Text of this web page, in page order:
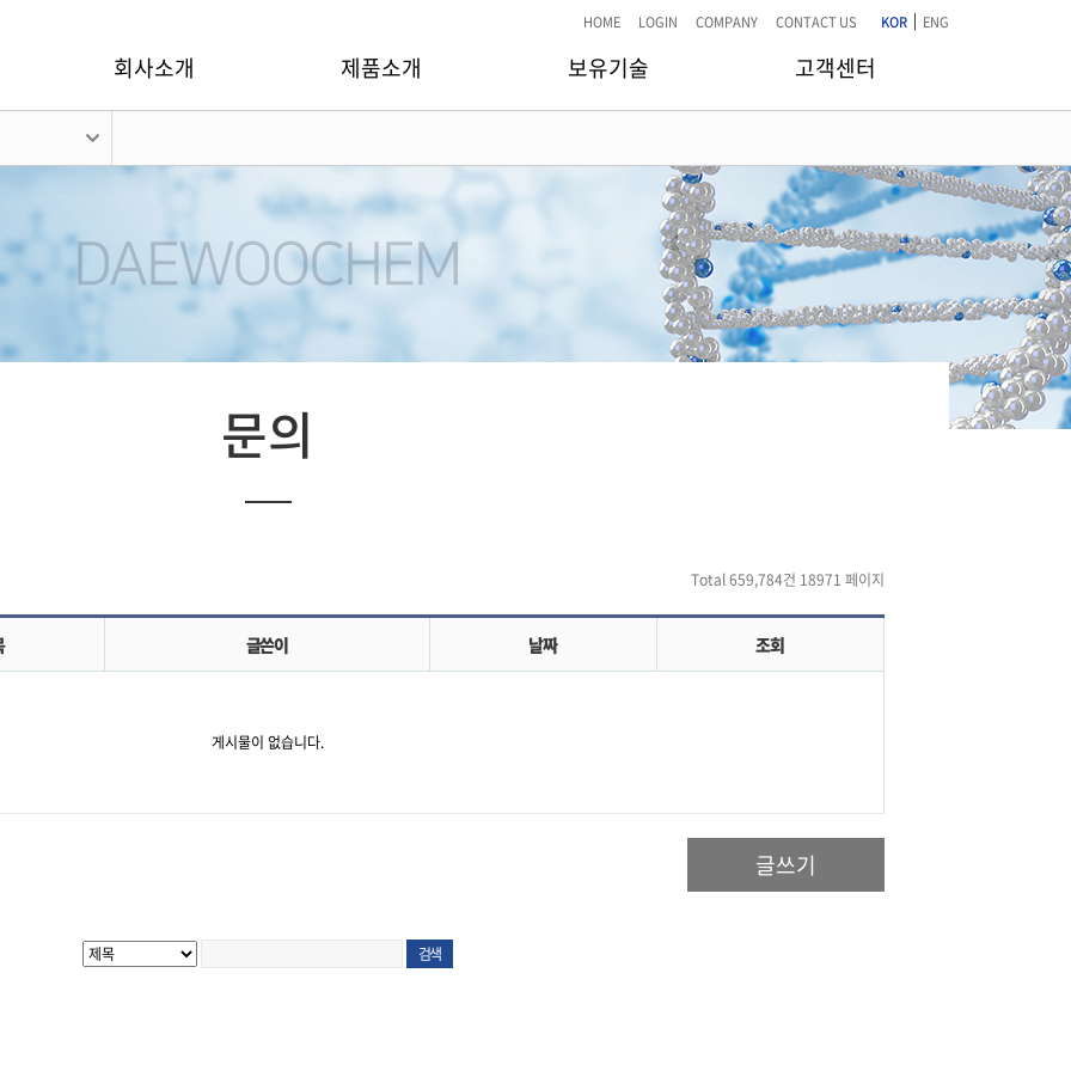
HOME LOGIN COMPANY CONTACT US KOR | ENG
회사소개 제품소개 보유기술 고객센터
문의
Total 659,784건 18971 페이지
글쓴이 날짜 조회
게시물이 없습니다.
글쓰기